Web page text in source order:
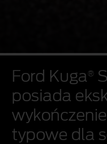
przedstawiający
kierowcę
Forda
Kuga
motywem
animowanych
Ford Kuga®
posiada
typowe dla